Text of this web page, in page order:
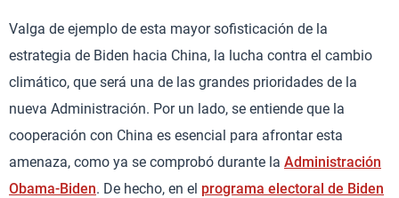
Valga de ejemplo de esta mayor sofisticación de la
estrategia de Biden hacia China, la lucha contra el cambio
climático, que será una de las grandes prioridades de la
nueva Administración. Por un lado, se entiende que la
cooperación con China es esencial para afrontar esta
amenaza, como ya se comprobó durante la Administración
Obama-Biden. De hecho, en el programa electoral de Biden